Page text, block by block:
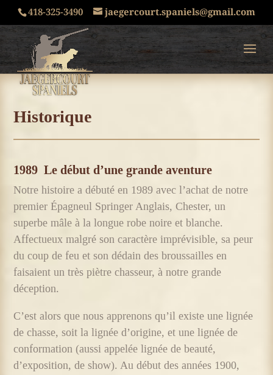
418-325-3490 jaegercourt.spaniels@gmail.com
Historique
1989 Le début d’une grande aventure
Notre histoire a débuté en 1989 avec l’achat de notre
premier Épagneul Springer Anglais, Chester, un
superbe mâle à la longue robe noire et blanche.
Affectueux malgré son caractère imprévisible, sa peur
du coup de feu et son dédain des broussailles en
faisaient un très piètre chasseur, à notre grande
déception.
C’est alors que nous apprenons qu’il existe une lignée
de chasse, soit la lignée d’origine, et une lignée de
conformation (aussi appelée lignée de beauté,
d’exposition, de show). Au début des années 1900,